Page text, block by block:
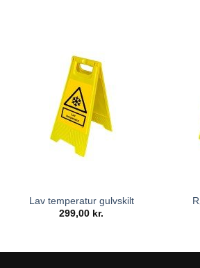
Lav temperatur gulvskilt
299,00 kr.